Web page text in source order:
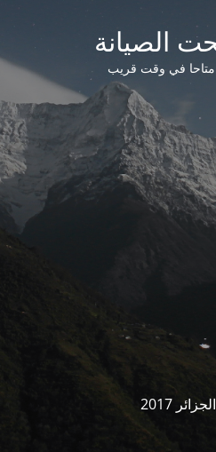
الصيانة
متاحا في وقت قريب
2017